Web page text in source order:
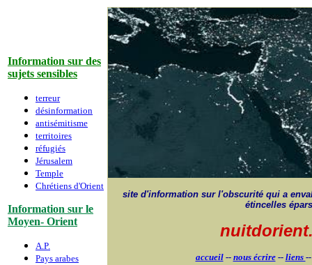
Information sur des
sujets sensibles
terreur
désinformation
antisémitisme
territoires
réfugiés
Jérusalem
Temple
Chrétiens d'Orient
Information sur le
Moyen- Orient
A.P.
Pays arabes
site d'information sur l'obscurité qui a
étincelles
accueil-- nous écrire-- liens